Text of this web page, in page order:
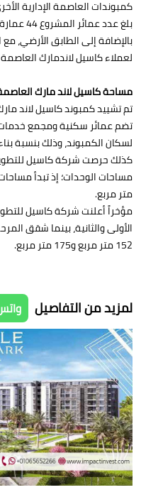
كمبوندات العاصمة الإدارية
بالإضافة إلى الطابق الأرضي،
لعملاء كاسيل لاندمارك العاصمة
مساحة كاسيل لاند مارك العاصمة
تضم عمائر سكنية ومجمع خدمات
كذلك حرصت شركة كاسيل
متر مربع.
مؤخراً أعلنت شركة كاسيل
الأولى والثانية، بينما شقق
152 متر مربع و175 متر مربع.
لمزيد من التفاصيل